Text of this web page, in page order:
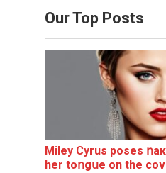
Our Top Posts
Miley Cyrus poses
her tоոgսе on the